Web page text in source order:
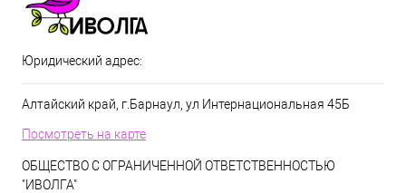
Юридический адрес:
Алтайский край, г.Барнаул, ул Интернациональная 45Б
Посмотреть на карте
ОБЩЕСТВО С ОГРАНИЧЕННОЙ ОТВЕТСТВЕННОСТЬЮ
"ИВОЛГА"